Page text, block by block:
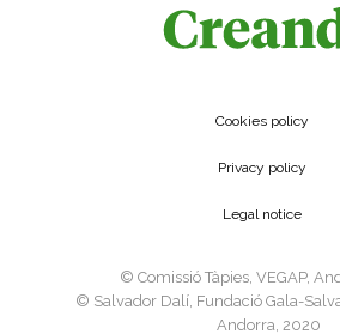
Cookies policy
Privacy policy
Legal notice
©️ Comissió Tàpies, VEGAP,
©️ Salvador Dalí, Fundació Gala-
Andorra, 2020